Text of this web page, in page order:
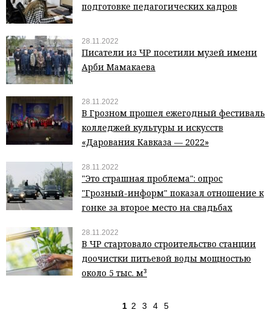
подготовке педагогических кадров
28.11.2022
Писатели из ЧР посетили музей имени
Арби Мамакаева
28.11.2022
В Грозном прошел ежегодный фестиваль
колледжей культуры и искусств
«Дарования Кавказа — 2022»
28.11.2022
"Это страшная проблема": опрос
"Грозный-информ" показал отношение к
гонке за второе место на свадьбах
28.11.2022
В ЧР стартовало строительство станции
доочистки питьевой воды мощностью
около 5 тыс. м³
1 2 3 4 5